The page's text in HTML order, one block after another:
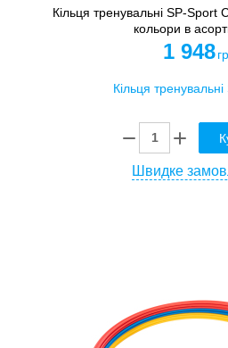
Кільця тренувальні SP-
кольори в
1 948
Швидке